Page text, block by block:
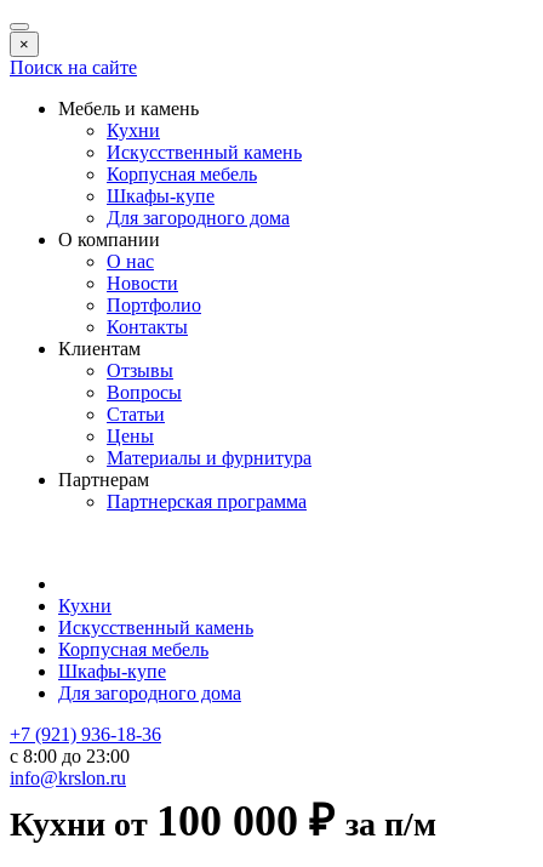
×
Поиск на сайте
Мебель и камень
Кухни
Искусственный камень
Корпусная мебель
Шкафы-купе
Для загородного дома
О компании
О нас
Новости
Портфолио
Контакты
Клиентам
Отзывы
Вопросы
Статьи
Цены
Материалы и фурнитура
Партнерам
Партнерская программа
Кухни
Искусственный камень
Корпусная мебель
Шкафы-купе
Для загородного дома
+7 (921) 936-18-36
с 8:00 до 23:00
info@krslon.ru
Кухни от 100 000 ₽ за п/м